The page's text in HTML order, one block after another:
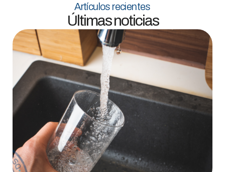
Artículos recientes
Últimas noticias